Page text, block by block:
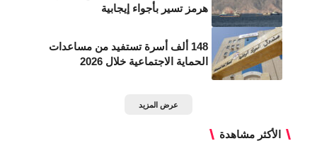
هرمز تسير بأجواء إيجابية
148 ألف أسرة تستفيد من مساعدات
الحماية الاجتماعية خلال 2026
عرض المزيد
الأكثر مشاهدة